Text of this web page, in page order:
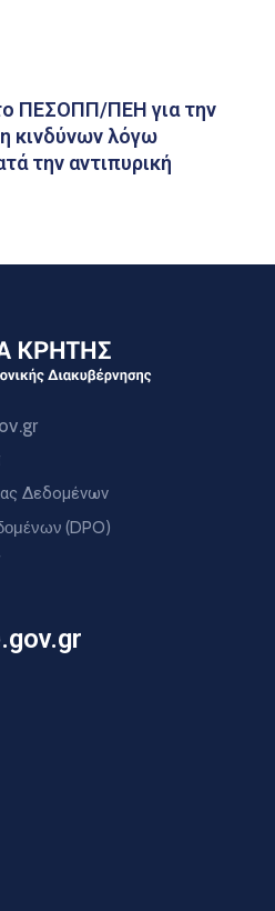
ΠΕΣΟΠΠ/ΠΕΗ για την
κινδύνων λόγω
την αντιπυρική
Δεδομένων
(DPO)